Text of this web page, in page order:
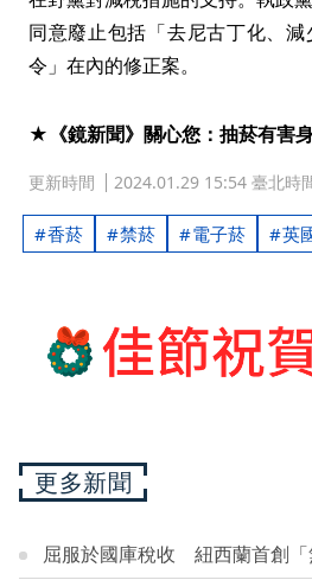
同意廢止包括「去尼古丁化、
令」在內的修正案。
★《鏡新聞》關心您：抽菸有害身
更新時間 2024.01.29 15:54 臺北時
香菸 禁菸 電子菸 英
更多新聞
屈服於國庫稅收 紐西蘭首創「